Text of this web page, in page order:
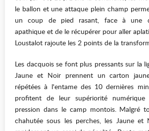
le ballon et une attaque plein champ
un coup de pied rasant, face à une
apathique et de le récupérer pour aller
Loustalot rajoute les 2 points de la
Les dacquois se font plus pressants sur la
Jaune et Noir prennent un carton
répétées à l'entame des 10 dernières
profitent de leur supériorité
pression dans le camp montois. Malgré
chahutée sous les perches, les Jaune et